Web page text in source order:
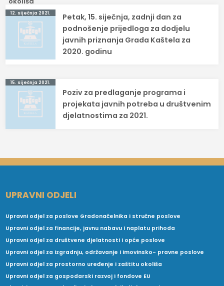
Navigacija
objava
12. siječnja 2021.
Petak, 15. siječnja, zadnji dan za
podnošenje prijedloga za dodjelu
javnih priznanja Grada Kaštela za
2020. godinu
15. siječnja 2021.
Poziv za predlaganje programa i
projekata javnih potreba u društvenim
djelatnostima za 2021.
UPRAVNI ODJELI
Upravni odjel za poslove Gradonačelnika i stručne poslove
Upravni odjel za financije, javnu nabavu i naplatu prihoda
Upravni odjel za društvene djelatnosti i opće poslove
Upravni odjel za izgradnju, održavanje i imovinsko- pravne poslove
Upravni odjel za prostorno uređenje i zaštitu okoliša
Upravni odjel za gospodarski razvoj i fondove EU